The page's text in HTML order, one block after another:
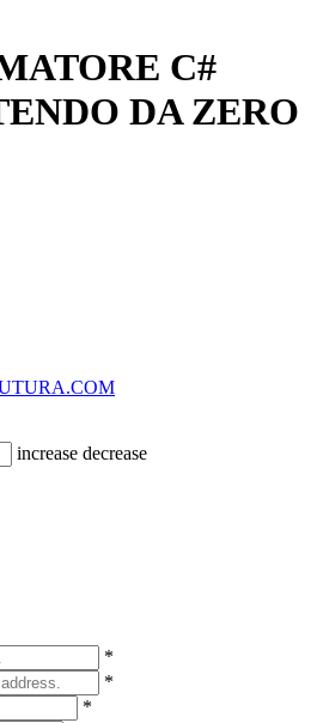
C#
DA ZERO
increase decrease
*
*
*